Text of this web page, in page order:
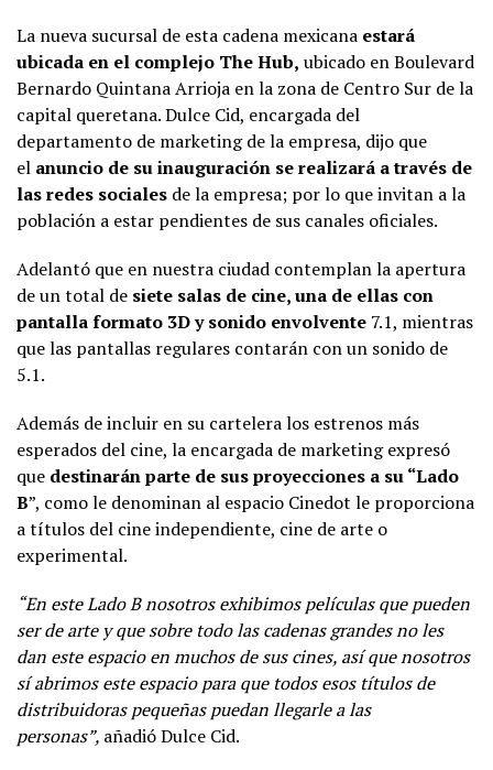
La nueva sucursal de esta cadena mexicana estará
ubicada en el complejo The Hub, ubicado en Boulevard
Bernardo Quintana Arrioja en la zona de Centro Sur de la
capital queretana. Dulce Cid, encargada del
departamento de marketing de la empresa, dijo que
el anuncio de su inauguración se realizará a través de
las redes sociales de la empresa; por lo que invitan a la
población a estar pendientes de sus canales oficiales.
Adelantó que en nuestra ciudad contemplan la apertura
de un total de siete salas de cine, una de ellas con
pantalla formato 3D y sonido envolvente 7.1, mientras
que las pantallas regulares contarán con un sonido de
5.1.
Además de incluir en su cartelera los estrenos más
esperados del cine, la encargada de marketing expresó
que destinarán parte de sus proyecciones a su “Lado
B”, como le denominan al espacio Cinedot le proporciona
a títulos del cine independiente, cine de arte o
experimental.
“En este Lado B nosotros exhibimos películas que pueden
ser de arte y que sobre todo las cadenas grandes no les
dan este espacio en muchos de sus cines, así que nosotros
sí abrimos este espacio para que todos esos títulos de
distribuidoras pequeñas puedan llegarle a las
personas”, añadió Dulce Cid.